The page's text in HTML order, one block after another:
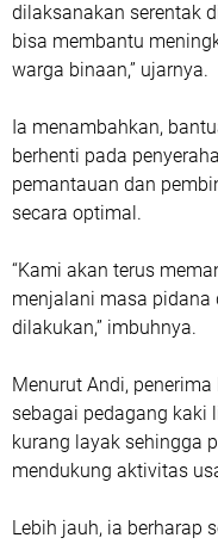
dilaksanakan serentak
bisa membantu
warga binaan,” ujarnya.
Ia menambahkan,
berhenti pada
pemantauan dan
secara optimal.
“Kami akan terus
menjalani masa pidana
dilakukan,” imbuhnya.
Menurut Andi,
sebagai pedagang kaki
kurang layak sehingga
mendukung aktivitas
Lebih jauh, ia berharap